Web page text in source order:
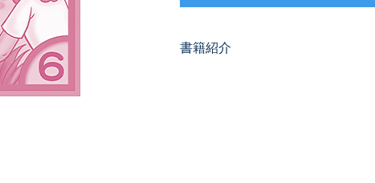
書籍紹介